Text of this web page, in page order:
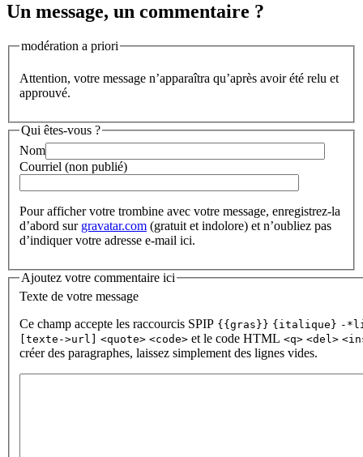
Un message, un commentaire ?
modération a priori
Attention, votre message n’apparaîtra qu’après avoir été relu et
approuvé.
Qui êtes-vous ?
Nom
Courriel (non publié)
Pour afficher votre trombine avec votre message, enregistrez-la
d’abord sur gravatar.com (gratuit et indolore) et n’oubliez pas
d’indiquer votre adresse e-mail ici.
Ajoutez votre commentaire ici
Texte de votre message
Ce champ accepte les raccourcis SPIP {{gras}} {italique} -
[texte->url]
<quote> <code> et le code HTML <q> <del>
créer des paragraphes, laissez simplement des lignes vides.